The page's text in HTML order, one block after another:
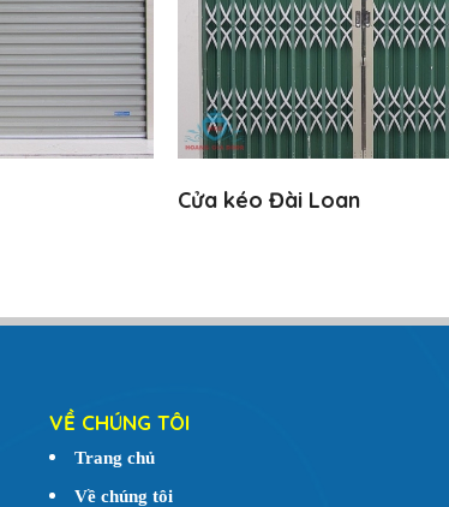
Cửa kéo Đài Loan
VỀ CHÚNG TÔI
Trang chủ
Về chúng tôi